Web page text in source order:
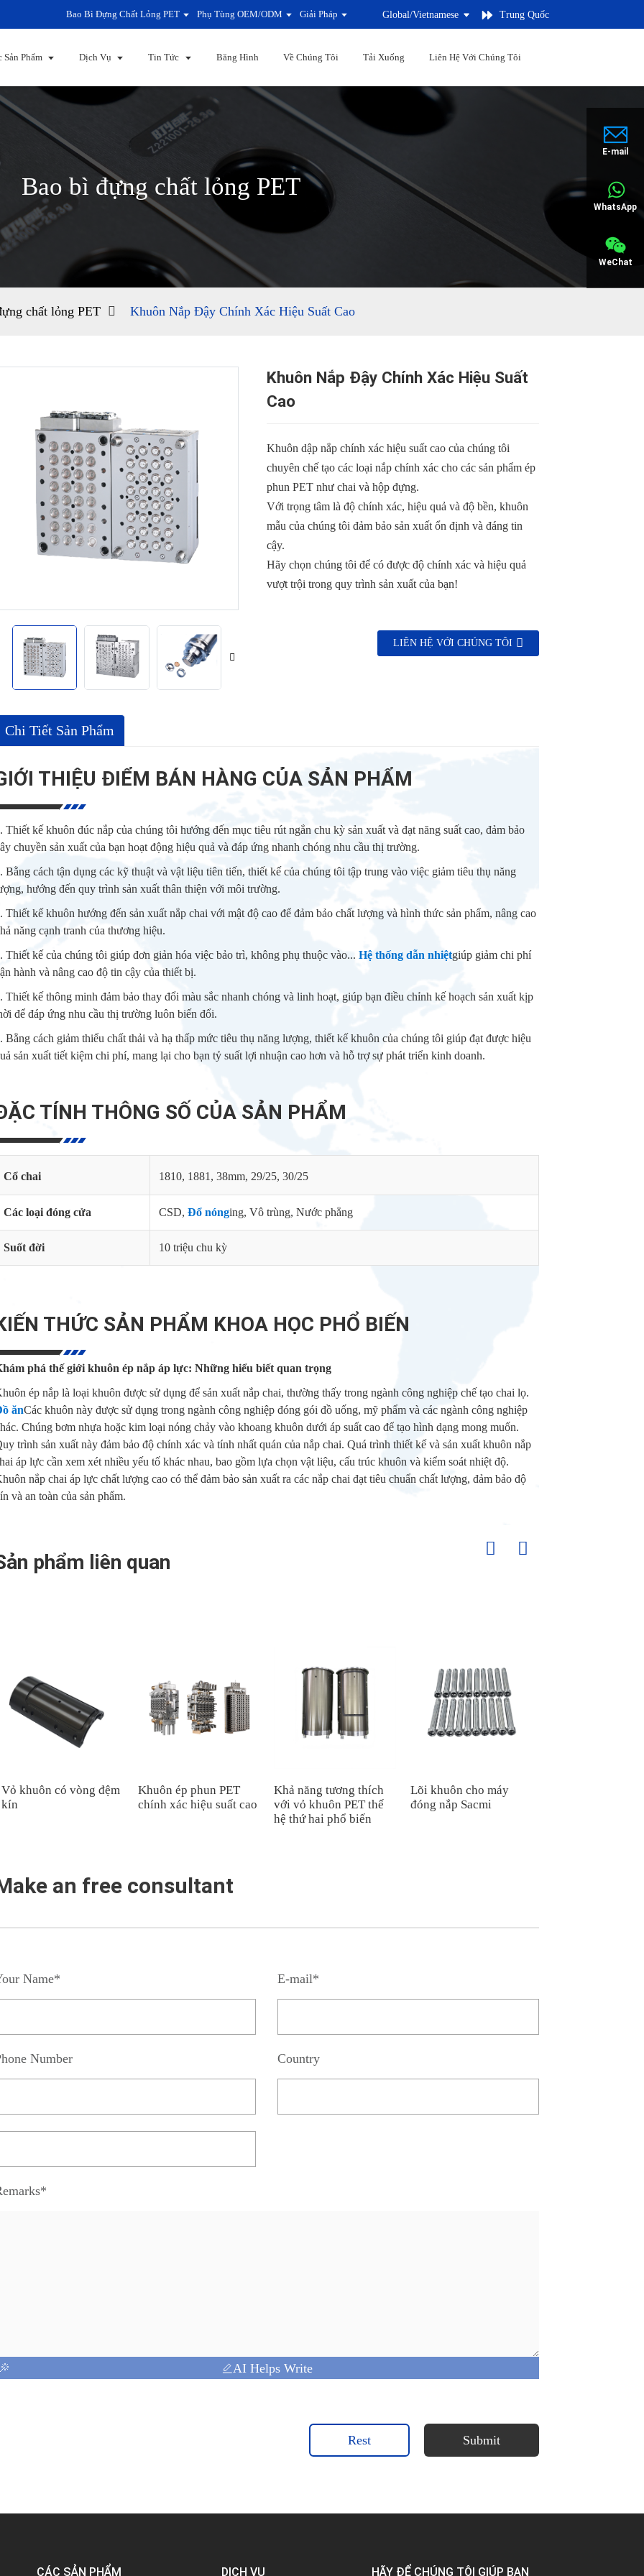
Bao Bì Đựng Chất Lỏng PET Phụ Tùng OEM/ODM Giải Pháp Global/Vietnamese Trung Quốc
Sản Phẩm Dịch Vụ Tin Tức Băng Hình Về Chúng Tôi Tải Xuống Liên Hệ Với Chúng Tôi
E-mail
WhatsApp
WeChat
Bao bì đựng chất lỏng PET
chất lỏng PET Khuôn Nắp Đậy Chính Xác Hiệu Suất Cao
Khuôn Nắp Đậy Chính Xác Hiệu Suất
Cao
Khuôn dập nắp chính xác hiệu suất cao của chúng tôi
chuyên chế tạo các loại nắp chính xác cho các sản phẩm ép
phun PET như chai và hộp đựng.
Với trọng tâm là độ chính xác, hiệu quả và độ bền, khuôn
mẫu của chúng tôi đảm bảo sản xuất ổn định và đáng tin
cậy.
Hãy chọn chúng tôi để có được độ chính xác và hiệu quả
vượt trội trong quy trình sản xuất của bạn!
LIÊN HỆ VỚI CHÚNG TÔI
Chi Tiết Sản Phẩm
THIỆU ĐIỂM BÁN HÀNG CỦA SẢN PHẨM
Thiết kế khuôn đúc nắp của chúng tôi hướng đến mục tiêu rút ngắn chu kỳ sản xuất và đạt năng suất cao, đảm bảo
chuyền sản xuất của bạn hoạt động hiệu quả và đáp ứng nhanh chóng nhu cầu thị trường.
Bằng cách tận dụng các kỹ thuật và vật liệu tiên tiến, thiết kế của chúng tôi tập trung vào việc giảm tiêu thụ năng
hướng đến quy trình sản xuất thân thiện với môi trường.
Thiết kế khuôn hướng đến sản xuất nắp chai với mật độ cao để đảm bảo chất lượng và hình thức sản phẩm, nâng cao
năng cạnh tranh của thương hiệu.
Thiết kế của chúng tôi giúp đơn giản hóa việc bảo trì, không phụ thuộc vào... Hệ thống dẫn nhiệtgiúp giảm chi phí
hành và nâng cao độ tin cậy của thiết bị.
Thiết kế thông minh đảm bảo thay đổi màu sắc nhanh chóng và linh hoạt, giúp bạn điều chỉnh kế hoạch sản xuất kịp
để đáp ứng nhu cầu thị trường luôn biến đổi.
Bằng cách giảm thiểu chất thải và hạ thấp mức tiêu thụ năng lượng, thiết kế khuôn của chúng tôi giúp đạt được hiệu
sản xuất tiết kiệm chi phí, mang lại cho bạn tỷ suất lợi nhuận cao hơn và hỗ trợ sự phát triển kinh doanh.
TÍNH THÔNG SỐ CỦA SẢN PHẨM
Cổ chai 1810, 1881, 38mm, 29/25, 30/25
Các loại đóng cửa CSD, Đổ nónging, Vô trùng, Nước phẳng
Suốt đời 10 triệu chu kỳ
THỨC SẢN PHẨM KHOA HỌC PHỔ BIẾN
phá thế giới khuôn ép nắp áp lực: Những hiểu biết quan trọng
ép nắp là loại khuôn được sử dụng để sản xuất nắp chai, thường thấy trong ngành công nghiệp chế tạo chai lọ.
ănCác khuôn này được sử dụng trong ngành công nghiệp đóng gói đồ uống, mỹ phẩm và các ngành công nghiệp
Chúng bơm nhựa hoặc kim loại nóng chảy vào khoang khuôn dưới áp suất cao để tạo hình dạng mong muốn.
trình sản xuất này đảm bảo độ chính xác và tính nhất quán của nắp chai. Quá trình thiết kế và sản xuất khuôn nắp
áp lực cần xem xét nhiều yếu tố khác nhau, bao gồm lựa chọn vật liệu, cấu trúc khuôn và kiểm soát nhiệt độ.
nắp chai áp lực chất lượng cao có thể đảm bảo sản xuất ra các nắp chai đạt tiêu chuẩn chất lượng, đảm bảo độ
và an toàn của sản phẩm.
phẩm liên quan
Vỏ khuôn có vòng đệm
kín
Khuôn ép phun PET
chính xác hiệu suất cao
Khả năng tương thích
với vỏ khuôn PET thế
hệ thứ hai phổ biến
Lõi khuôn cho máy
đóng nắp Sacmi
an free consultant
Name* E-mail*
Number Country
AI Helps Write
Rest Submit
CÁC SẢN PHẨM DỊCH VỤ HÃY ĐỂ CHÚNG TÔI GIÚP BẠN